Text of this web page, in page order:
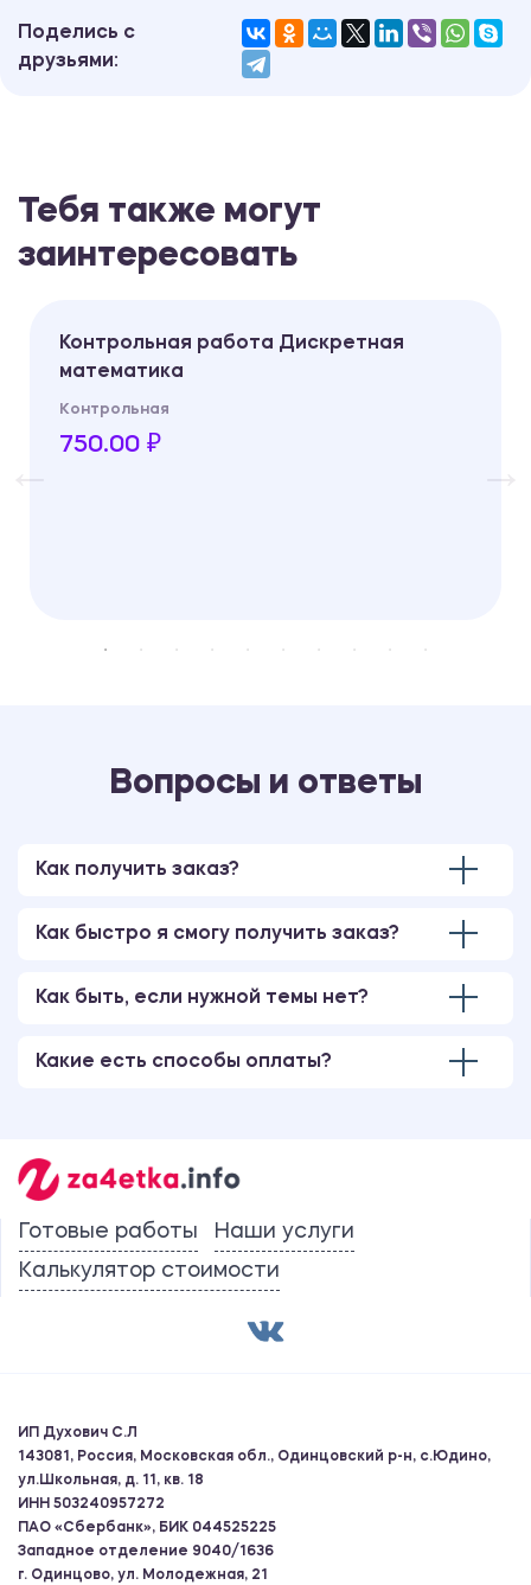
Поделись с
друзьями:
Тебя также могут
заинтересовать
Контрольная работа Дискретная
математика
Контрольная
750.00 ₽
Вопросы и ответы
Как получить заказ?
Как быстро я смогу получить заказ?
Как быть, если нужной темы нет?
Какие есть способы оплаты?
Готовые работы
Наши услуги
Калькулятор стоимости
ИП Духович С.Л
143081, Россия, Московская обл., Одинцовский р-н, с.Юдино,
ул.Школьная, д. 11, кв. 18
ИНН 503240957272
ПАО «Сбербанк», БИК 044525225
Западное отделение 9040/1636
г. Одинцово, ул. Молодежная, 21